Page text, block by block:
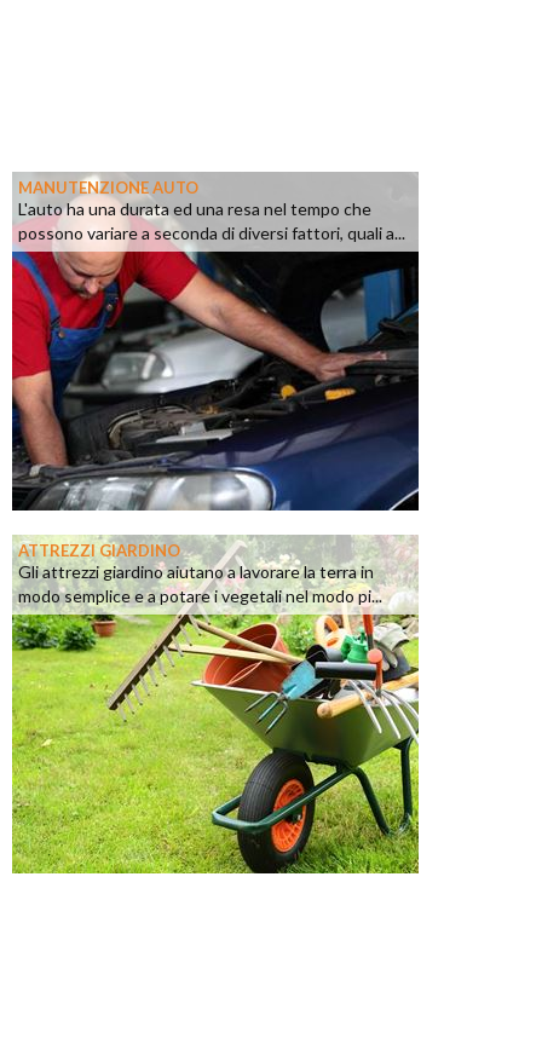
MANUTENZIONE AUTO
L'auto ha una durata ed una resa nel tempo che
possono variare a seconda di diversi fattori, quali a...
ATTREZZI GIARDINO
Gli attrezzi giardino aiutano a lavorare la terra in
modo semplice e a potare i vegetali nel modo pi...